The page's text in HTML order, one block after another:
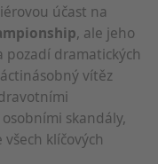
účast na
, ale jeho
pozadí dramatických
vítěz
skandály,
klíčových